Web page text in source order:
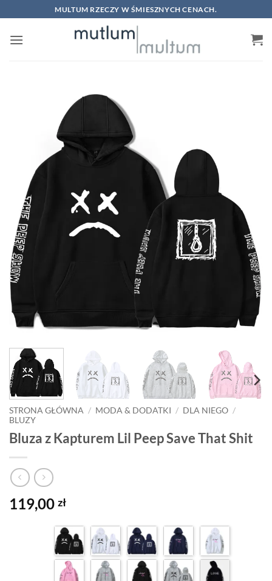
to
content
MULTUM RZECZY W ŚMIESZNYCH CENACH.
STRONA GŁÓWNA / MODA & DODATKI / DLA NIEGO /
BLUZY
Bluza z Kapturem Lil Peep Save That Shit
119,00 zł